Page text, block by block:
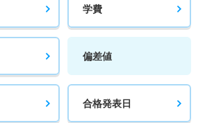
学費
偏差値
合格発表日